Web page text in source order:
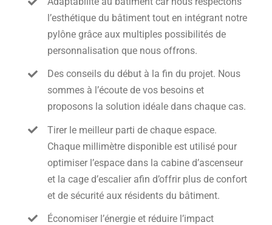
l’esthétique du bâtiment tout en intégrant notre
pylône grâce aux multiples possibilités de
personnalisation que nous offrons.
Des conseils du début à la fin du projet. Nous
sommes à l’écoute de vos besoins et
proposons la solution idéale dans chaque cas.
Tirer le meilleur parti de chaque espace.
Chaque millimètre disponible est utilisé pour
optimiser l’espace dans la cabine d’ascenseur
et la cage d’escalier afin d’offrir plus de confort
et de sécurité aux résidents du bâtiment.
Économiser l’énergie et réduire l’impact